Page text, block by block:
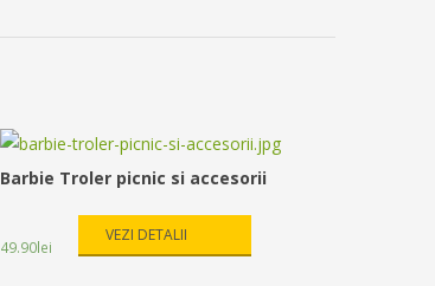
Barbie Troler picnic si accesorii
49.90lei
VEZI DETALII